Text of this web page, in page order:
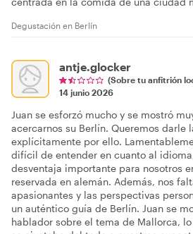
Degustación en Berlín
antje.glocker
(Sobre tu anfitrión
14 junio 2026
Juan se esforzó mucho y se mostró
acercarnos su Berlín. Queremos darle
explícitamente por ello.
difícil de entender en cuanto al
desventaja importante para nosotros
reservada en alemán. Además, nos
apasionantes y las perspectivas
un auténtico guía de Berlín. Juan se
hablador sobre el tema de Mallorca,